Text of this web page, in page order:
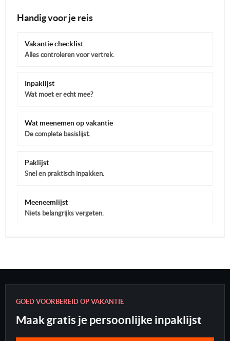
Handig voor je reis
Vakantie checklist
Alles controleren voor vertrek.
Inpaklijst
Wat moet er echt mee?
Wat meenemen op vakantie
De complete basislijst.
Paklijst
Snel en praktisch inpakken.
Meeneemlijst
Niets belangrijks vergeten.
GOED VOORBEREID OP VAKANTIE
Maak gratis je persoonlijke inpaklijst